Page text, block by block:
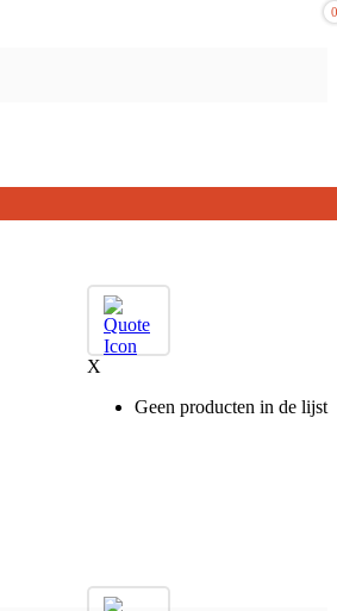
0
X
Geen producten in de lijst
0